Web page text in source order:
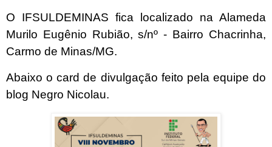
O IFSULDEMINAS fica localizado na Alameda
Murilo Eugênio Rubião, s/nº - Bairro Chacrinha,
Carmo de Minas/MG.
Abaixo o card de divulgação feito pela equipe do
blog Negro Nicolau.